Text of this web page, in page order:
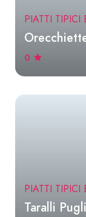
PIATTI TIPICI
0
PIATTI TIPICI
Taralli